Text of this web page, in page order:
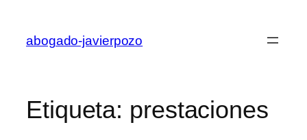
contenido
abogado-javierpozo
Etiqueta: prestaciones